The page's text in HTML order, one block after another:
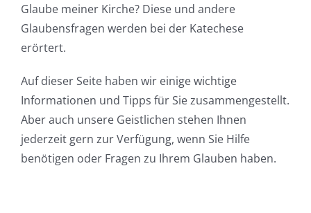
Glaube meiner Kirche? Diese und andere
Glaubensfragen werden bei der Katechese
erörtert.
Auf dieser Seite haben wir einige wichtige
Informationen und Tipps für Sie zusammengestellt.
Aber auch unsere Geistlichen stehen Ihnen
jederzeit gern zur Verfügung, wenn Sie Hilfe
benötigen oder Fragen zu Ihrem Glauben haben.